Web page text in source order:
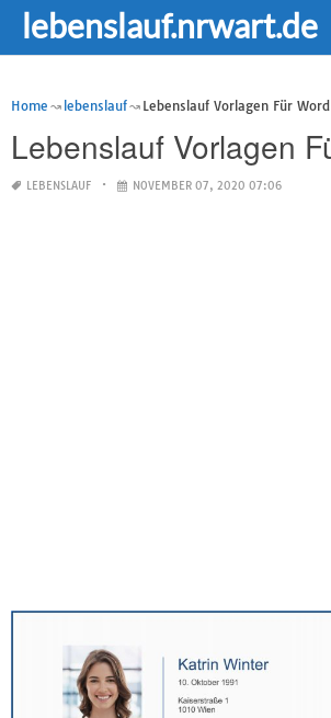
lebenslauf.nrwart.de
Home lebenslauf Lebenslauf Vorlagen Für Word
Lebenslauf Vorlagen
LEBENSLAUF NOVEMBER 07, 2020 07:06